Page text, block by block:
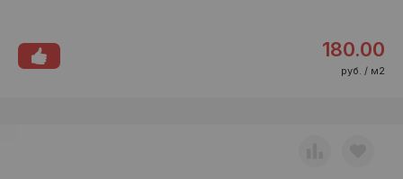
180.00
руб. / м2